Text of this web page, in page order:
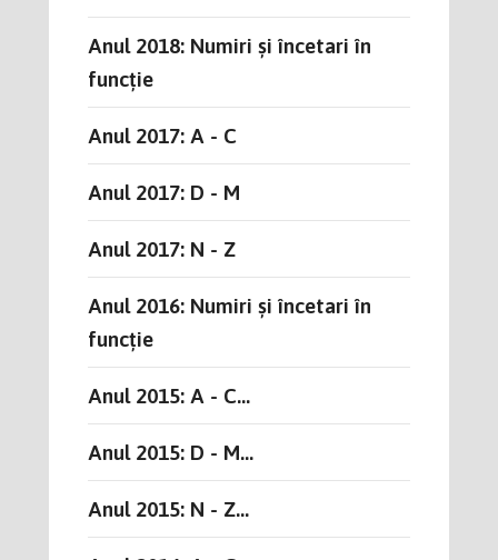
Anul 2018: Numiri și încetari în
funcție
Anul 2017: A - C
Anul 2017: D - M
Anul 2017: N - Z
Anul 2016: Numiri și încetari în
funcție
Anul 2015: A - C...
Anul 2015: D - M...
Anul 2015: N - Z...